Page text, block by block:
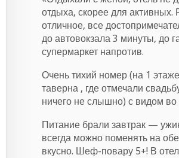
отдыха, скорее для активных.
отличное, все
до автовокзала 3 минуты, до
супермаркет напротив.
Очень тихий номер (на 1
таверна , где отмечали
ничего не слышно) с видом во
Питание брали завтрак —
всегда можно поменять на
вкусно. Шеф-повару 5+! В